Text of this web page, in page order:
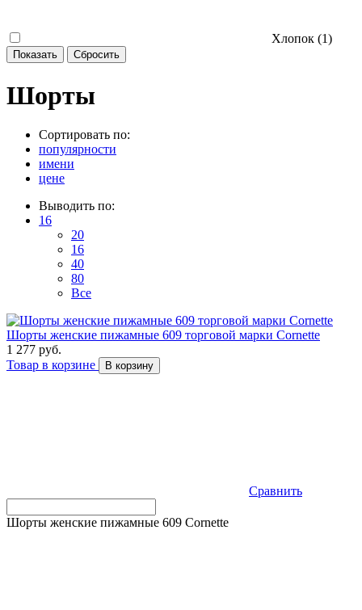
Хлопок (1)
Шорты
Сортировать по:
популярности
имени
цене
Выводить по:
16
20
16
40
80
Все
Шорты женские пижамные 609 торговой марки Cornette
1 277 руб.
Товар в корзине
В корзину
Сравнить
Шорты женские пижамные 609 Cornette